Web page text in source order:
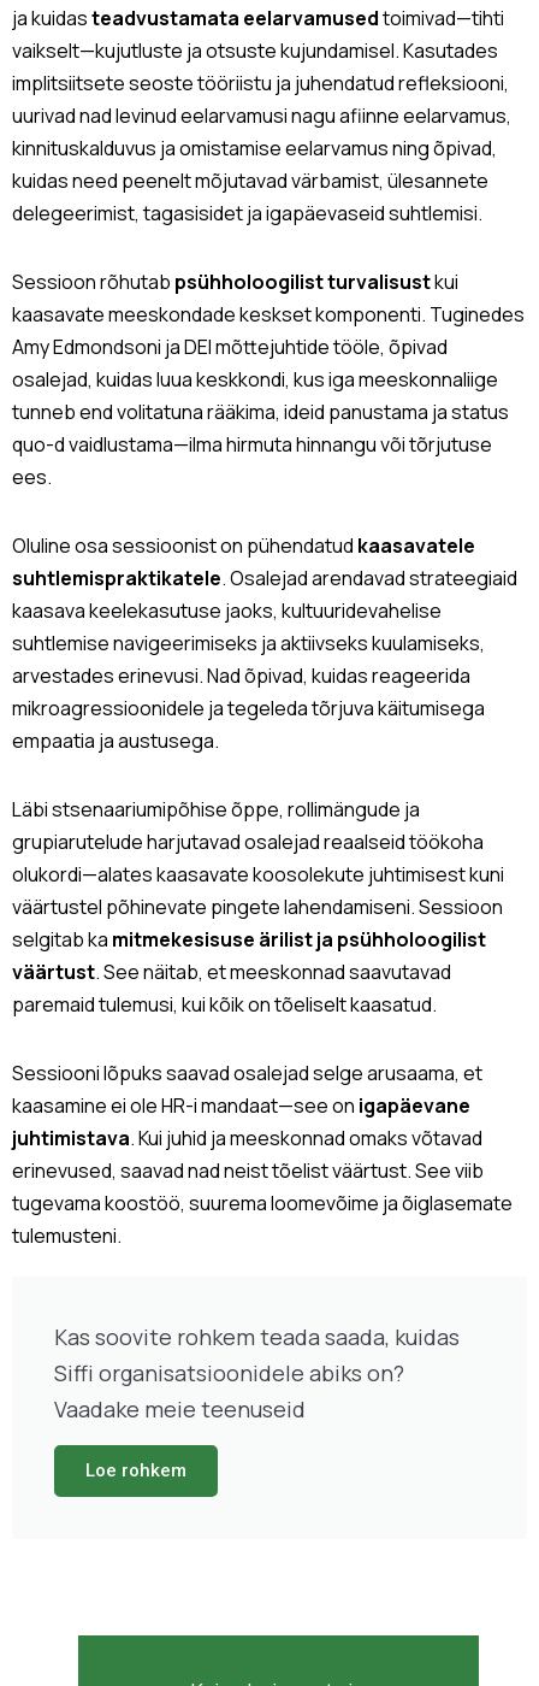
ja kuidasteadvustamata eelarvamusedtoimivad—tihti
vaikselt—kujutluste ja otsuste kujundamisel. Kasutades
implitsiitsete seoste tööriistu ja juhendatud refleksiooni,
uurivad nad levinud eelarvamusi nagu afiinne eelarvamus,
kinnituskalduvus ja omistamise eelarvamus ning õpivad,
kuidas need peenelt mõjutavad värbamist, ülesannete
delegeerimist, tagasisidet ja igapäevaseid suhtlemisi.
Sessioon rõhutab psühholoogilist turvalisustkui
kaasavate meeskondade keskset komponenti. Tuginedes
Amy Edmondsoni ja DEI mõttejuhtide tööle, õpivad
osalejad, kuidas luua keskkondi, kus iga meeskonnaliige
tunneb end volitatuna rääkima, ideid panustama ja status
quo-d vaidlustama—ilma hirmuta hinnangu või tõrjutuse
ees.
Oluline osa sessioonist on pühendatud kaasavatele
suhtlemispraktikatele. Osalejad arendavad strateegiaid
kaasava keelekasutuse jaoks, kultuuridevahelise
suhtlemise navigeerimiseks ja aktiivseks kuulamiseks,
arvestades erinevusi. Nad õpivad, kuidas reageerida
mikroagressioonidele ja tegeleda tõrjuva käitumisega
empaatia ja austusega.
Läbi stsenaariumipõhise õppe, rollimängude ja
grupiarutelude harjutavad osalejad reaalseid töökoha
olukordi—alates kaasavate koosolekute juhtimisest kuni
väärtustel põhinevate pingete lahendamiseni. Sessioon
selgitab ka mitmekesisuse ärilist ja psühholoogilist
väärtust. See näitab, et meeskonnad saavutavad
paremaid tulemusi, kui kõik on tõeliselt kaasatud.
Sessiooni lõpuks saavad osalejad selge arusaama, et
kaasamine ei ole HR-i mandaat—see on igapäevane
juhtimistava. Kui juhid ja meeskonnad omaks võtavad
erinevused, saavad nad neist tõelist väärtust. See viib
tugevama koostöö, suurema loomevõime ja õiglasemate
tulemusteni.
Kas soovite rohkem teada saada, kuidas
Siffi organisatsioonidele abiks on?
Vaadake meie teenuseid
Loe rohkem